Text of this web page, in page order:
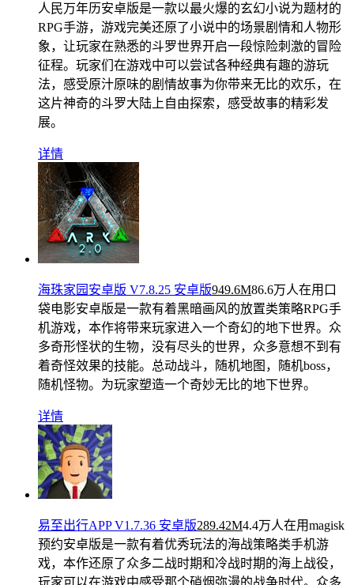
人民万年历安卓版是一款以最火爆的玄幻小说为题材的
RPG手游，游戏完美还原了小说中的场景剧情和人物形
象，让玩家在熟悉的斗罗世界开启一段惊险刺激的冒险
征程。玩家们在游戏中可以尝试各种经典有趣的游玩
法，感受原汁原味的剧情故事为你带来无比的欢乐，在
这片神奇的斗罗大陆上自由探索，感受故事的精彩发
展。
详情
海珠家园安卓版 V7.8.25 安卓版949.6M86.6万人在用 口
袋电影安卓版是一款有着黑暗画风的放置类策略RPG手
机游戏，本作将带来玩家进入一个奇幻的地下世界。众
多奇形怪状的生物，没有尽头的世界，众多意想不到有
着奇怪效果的技能。总动战斗，随机地图，随机boss，
随机怪物。为玩家塑造一个奇妙无比的地下世界。
详情
易至出行APP V1.7.36 安卓版289.42M4.4万人在用magisk
预约安卓版是一款有着优秀玩法的海战策略类手机游
戏，本作还原了众多二战时期和冷战时期的海上战役，
玩家可以在游戏中感受那个硝烟弥漫的战争时代。众多